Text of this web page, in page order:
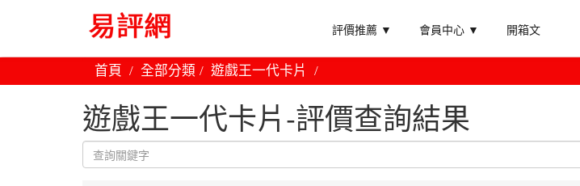
評價推薦 ▼ 會員中心 ▼ 開箱文
首頁 全部分類 遊戲王一代卡片
遊戲王一代卡片-評價查詢結果